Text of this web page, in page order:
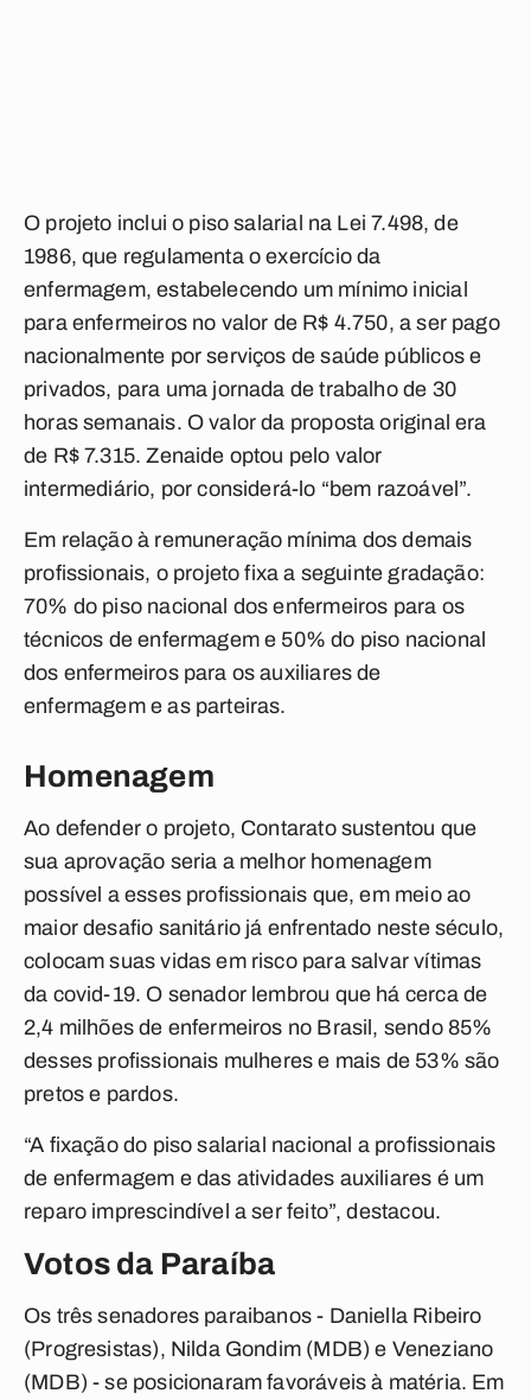
O projeto inclui o piso salarial na Lei 7.498, de
1986, que regulamenta o exercício da
enfermagem, estabelecendo um mínimo inicial
para enfermeiros no valor de R$ 4.750, a ser pago
nacionalmente por serviços de saúde públicos e
privados, para uma jornada de trabalho de 30
horas semanais. O valor da proposta original era
de R$ 7.315. Zenaide optou pelo valor
intermediário, por considerá-lo “bem razoável”.
Em relação à remuneração mínima dos demais
profissionais, o projeto fixa a seguinte gradação:
70% do piso nacional dos enfermeiros para os
técnicos de enfermagem e 50% do piso nacional
dos enfermeiros para os auxiliares de
enfermagem e as parteiras.
Homenagem
Ao defender o projeto, Contarato sustentou que
sua aprovação seria a melhor homenagem
possível a esses profissionais que, em meio ao
maior desafio sanitário já enfrentado neste século,
colocam suas vidas em risco para salvar vítimas
da covid-19. O senador lembrou que há cerca de
2,4 milhões de enfermeiros no Brasil, sendo 85%
desses profissionais mulheres e mais de 53% são
pretos e pardos.
“A fixação do piso salarial nacional a profissionais
de enfermagem e das atividades auxiliares é um
reparo imprescindível a ser feito”, destacou.
Votos da Paraíba
Os três senadores paraibanos - Daniella Ribeiro
(Progresistas), Nilda Gondim (MDB) e Veneziano
(MDB) - se posicionaram favoráveis à matéria. Em